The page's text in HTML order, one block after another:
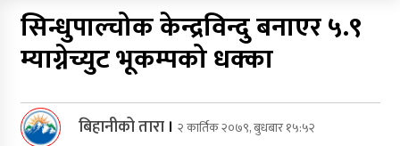
Trending Now
बालबालिका र युवाको सुरक्षित भविष्यका
लागि सेफ फ्युचर परियोजनाको प्रगति
समीक्षा
सिन्धुपाल्चोक केन्द्रविन्दु बनाएर ५.९
म्याग्नेच्युट भूकम्पको धक्का
बिहानीको तारा। २ कार्तिक २०७९, बुधबार १५:५२